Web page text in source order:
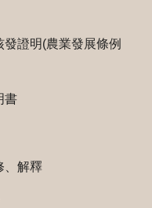
證明(農業發展條例
書
、解釋